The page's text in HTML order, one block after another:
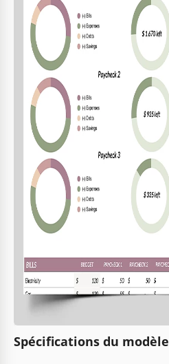
Spécifications du modèle